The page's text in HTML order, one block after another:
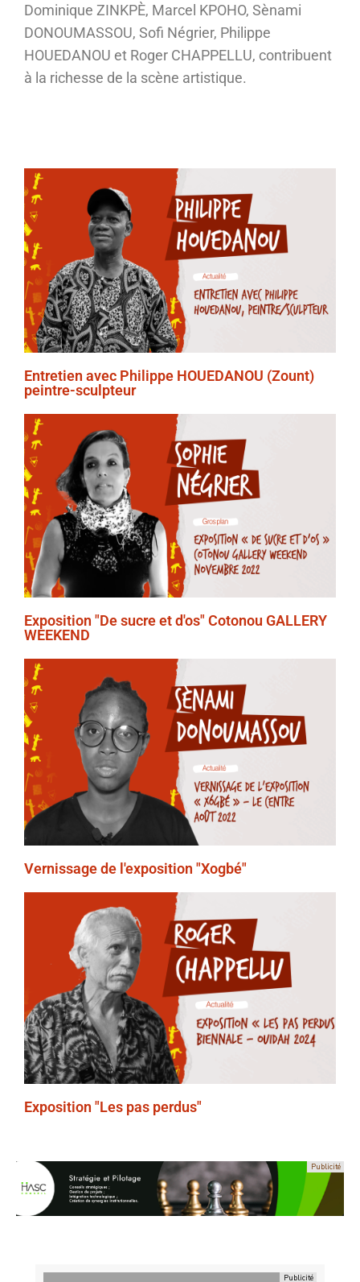
Dominique ZINKPÈ, Marcel KPOHO, Sènami
DONOUMASSOU, Sofi Négrier, Philippe
HOUEDANOU et Roger CHAPPELLU, contribuent
à la richesse de la scène artistique.
Entretien avec Philippe HOUEDANOU (Zount)
peintre-sculpteur
Exposition "De sucre et d'os" Cotonou GALLERY
WEEKEND
Vernissage de l'exposition "Xogbé"
Exposition "Les pas perdus"